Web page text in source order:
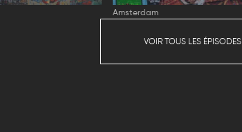
Amsterdam
VOIR TOUS LES ÉPISODES